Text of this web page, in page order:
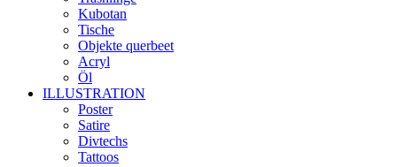
Kubotan
Tische
Objekte querbeet
Acryl
Öl
ILLUSTRATION
Poster
Satire
Divtechs
Tattoos